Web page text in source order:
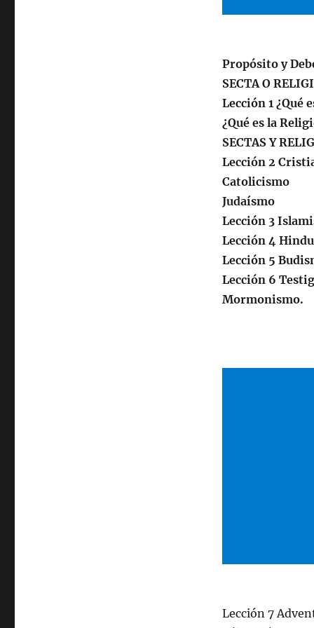
Propósito y
SECTA O
Lección 1 ¿Qué
¿Qué es la
SECTAS Y
Lección 2
Catolicismo
Judaísmo
Lección 3
Lección 4
Lección 5
Lección 6
Mormonismo.
Lección 7